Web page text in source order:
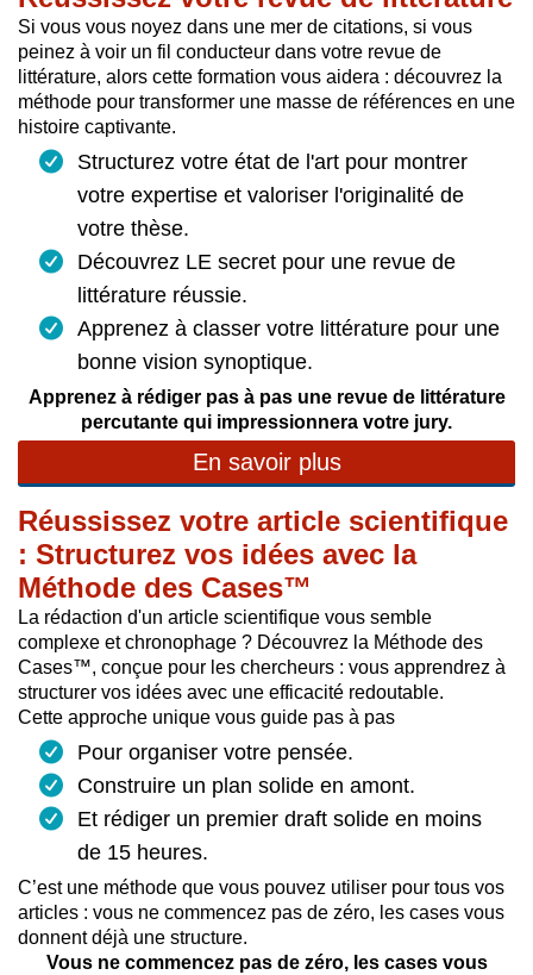
Si vous vous noyez dans une mer de citations, si vous
peinez à voir un fil conducteur dans votre revue de
littérature, alors cette formation vous aidera : découvrez la
méthode pour transformer une masse de références en une
histoire captivante.
Structurez votre état de l'art pour montrer
votre expertise et valoriser l'originalité de
votre thèse.
Découvrez LE secret pour une revue de
littérature réussie.
Apprenez à classer votre littérature pour une
bonne vision synoptique.
Apprenez à rédiger pas à pas une revue de littérature
percutante qui impressionnera votre jury.
En savoir plus
Réussissez votre article scientifique
: Structurez vos idées avec la
Méthode des Cases™
La rédaction d'un article scientifique vous semble
complexe et chronophage ? Découvrez la Méthode des
Cases™, conçue pour les chercheurs : vous apprendrez à
structurer vos idées avec une efficacité redoutable.
Cette approche unique vous guide pas à pas
Pour organiser votre pensée.
Construire un plan solide en amont.
Et rédiger un premier draft solide en moins
de 15 heures.
C’est une méthode que vous pouvez utiliser pour tous vos
articles : vous ne commencez pas de zéro, les cases vous
donnent déjà une structure.
Vous ne commencez pas de zéro, les cases vous